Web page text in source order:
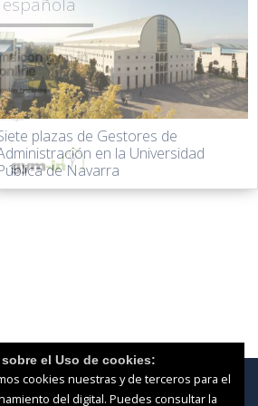
plazas de Gestores de
en la Universidad
de Navarra
el Uso de cookies:
cookies nuestras y de terceros para el
del digital. Puedes consultar la